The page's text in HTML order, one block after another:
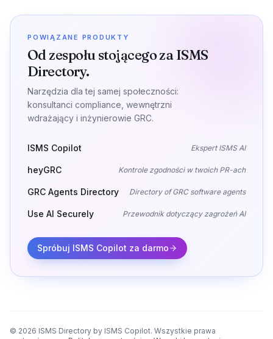
POWIĄZANE PRODUKTY
Od zespołu stojącego za ISMS
Directory.
Narzędzia dla tej samej społeczności:
konsultanci compliance, wewnętrzni
wdrażający i inżynierowie GRC.
ISMS Copilot Ekspert ISMS AI
heyGRC Kontrole zgodności w twoich PR-ach
GRC Agents Directory Directory of GRC software agents
Use AI Securely Przewodnik dotyczący zagrożeń AI
Spróbuj ISMS Copilot za darmo
© 2026 ISMS Directory by ISMS Copilot. Wszystkie prawa